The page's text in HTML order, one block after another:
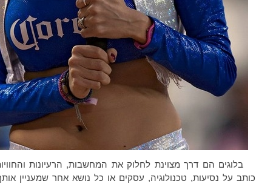
בלוגים הם דרך מצוינת לחלוק את המחשבות, הרעיונות
כותב על נסיעות, טכנולוגיה, עסקים או כל נושא אחר שמעניין